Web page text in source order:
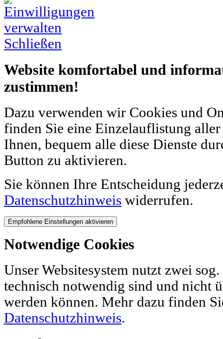
Schließen
Website komfortabel und
zustimmen!
Dazu verwenden wir Cookies und
finden Sie eine Einzelauflistung
Ihnen, bequem alle diese Dienste
Button zu aktivieren.
Sie können Ihre Entscheidung
Datenschutzhinweis widerrufen.
Notwendige Cookies
Unser Websitesystem nutzt zwei
technisch notwendig sind und nicht
werden können. Mehr dazu finden
Datenschutzhinweis.